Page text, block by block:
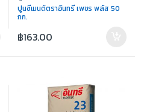
ปูนซีเมนต์ตราอินทรี เพชร พลัส 50
กก.
฿163.00